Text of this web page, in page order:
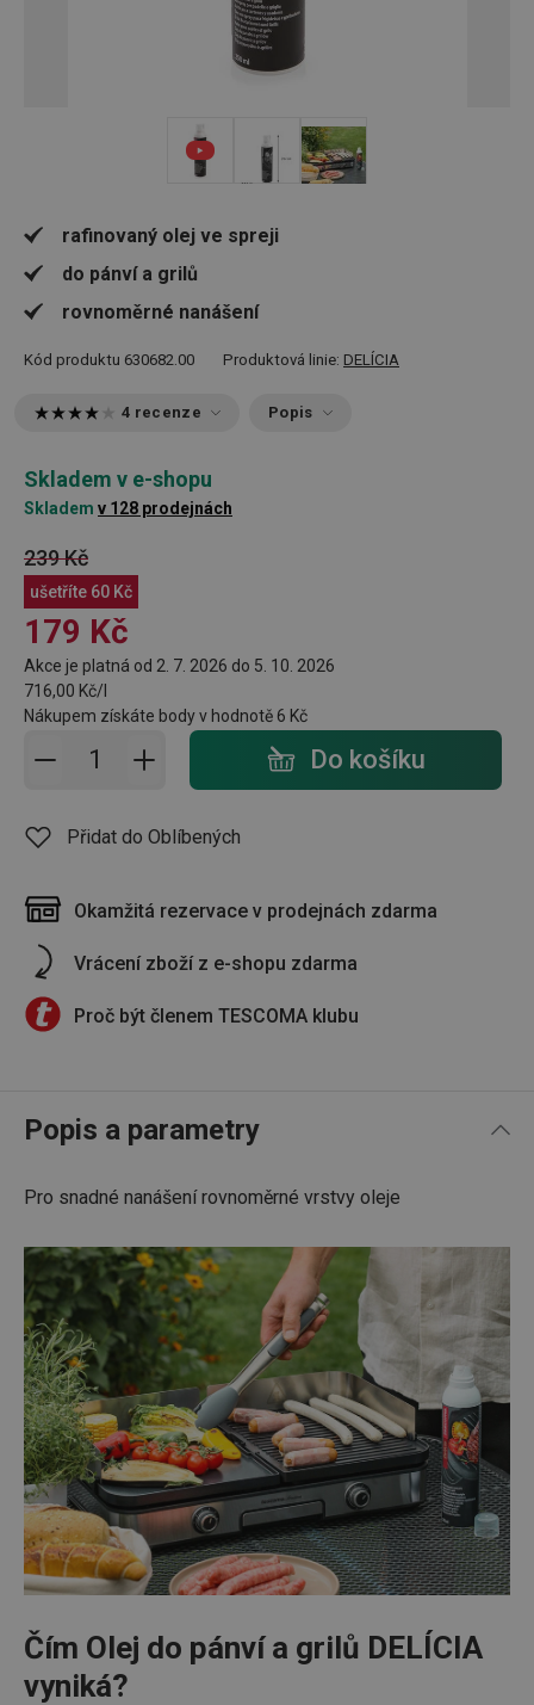
rafinovaný olej ve spreji
do pánví a grilů
rovnoměrné nanášení
Kód produktu 630682.00 Produktová linie: DELÍCIA
4 recenze Popis
Skladem v e-shopu
Skladem v 128 prodejnách
239 Kč
ušetříte 60 Kč
179 Kč
Akce je platná od 2. 7. 2026 do 5. 10. 2026
716,00 Kč/l
Nákupem získáte body v hodnotě6 Kč
Přidat do košíku - počet Do košíku
Přidat do Oblíbených
Okamžitá rezervace v prodejnách zdarma
Vrácení zboží z e-shopu zdarma
Proč být členem TESCOMA klubu
Popis a parametry
Pro snadné nanášení rovnoměrné vrstvy oleje
Čím Olej do pánví a grilů DELÍCIA
vyniká?